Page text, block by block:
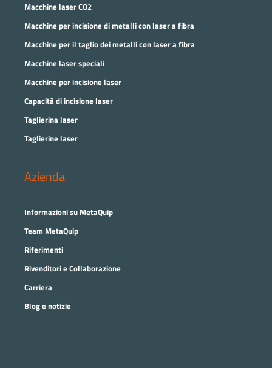
Macchine laser CO2
Macchine per incisione di metalli con laser a fibra
Macchine per il taglio dei metalli con laser a fibra
Macchine laser speciali
Macchine per incisione laser
Capacità di incisione laser
Taglierina laser
Taglierine laser
Azienda
Informazioni su MetaQuip
Team MetaQuip
Riferimenti
Rivenditori e Collaborazione
Carriera
Blog e notizie